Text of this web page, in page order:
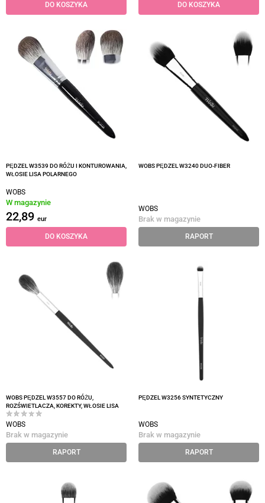
DO KOSZYKA DO KOSZYKA
PĘDZEL W3539 DO RÓŻU I KONTUROWANIA,
WŁOSIE LISA POLARNEGO
WOBS
W magazynie
22,89 eur
DO KOSZYKA
WOBS PĘDZEL W3240 DUO‑FIBER
WOBS
Brak w magazynie
RAPORT
WOBS PĘDZEL W3557 DO RÓŻU,
ROZŚWIETLACZA, KOREKTY, WŁOSIE LISA
WOBS
Brak w magazynie
RAPORT
PĘDZEL W3256 SYNTETYCZNY
WOBS
Brak w magazynie
RAPORT